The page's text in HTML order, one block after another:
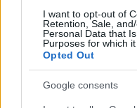
I want to opt-out of
Retention, Sale,
Personal Data that
Purposes for which it
Opted Out
Google consents
ΚΟΛΩΝΟΣ
Share:
Ακολουθήστε το
ενημερωθείτε πρώτοι